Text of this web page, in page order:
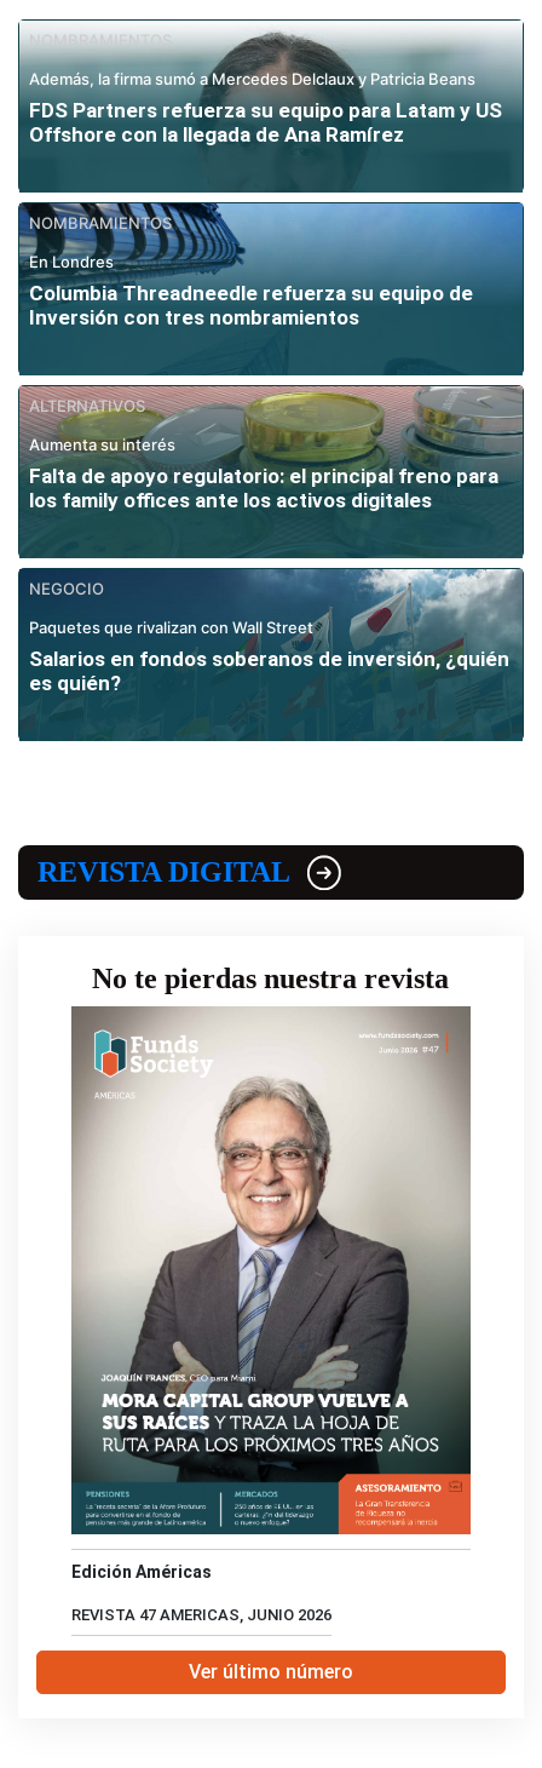
NOMBRAMIENTOS
Además, la firma sumó a Mercedes Delclaux y Patricia Beans
FDS Partners refuerza su equipo para Latam y US
Offshore con la llegada de Ana Ramírez
NOMBRAMIENTOS
En Londres
Columbia Threadneedle refuerza su equipo de
Inversión con tres nombramientos
ALTERNATIVOS
Aumenta su interés
Falta de apoyo regulatorio: el principal freno para
los family offices ante los activos digitales
NEGOCIO
Paquetes que rivalizan con Wall Street
Salarios en fondos soberanos de inversión, ¿quién
es quién?
REVISTA DIGITAL
No te pierdas nuestra revista
Edición Américas
REVISTA 47 AMERICAS, JUNIO 2026
Ver último número